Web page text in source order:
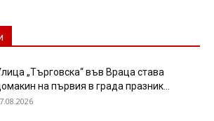
„Търговска“ във Враца става
на първия в града празник...